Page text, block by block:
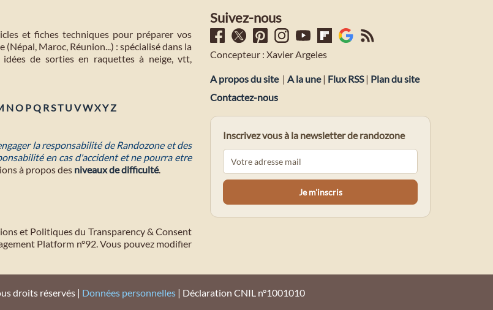
et fiches techniques pour préparer vos
(Népal, Maroc, Réunion...) : spécialisé dans la
de sorties en raquettes à neige, vtt,
NO PQ R ST U VWXY Z
la responsabilité de Randozone et des
en cas d'accident et ne pourra etre
à propos des niveaux de difficulté.
et Politiques du Transparency & Consent
Platform n°92. Vous pouvez modifier
Suivez-nous
Concepteur : Xavier Argeles
A propos du site | A la une| Flux RSS| Plan du site
Contactez-nous
Inscrivez vous à la newsletter de randozone
droits réservés | Données personnelles | Déclaration CNIL n°1001010